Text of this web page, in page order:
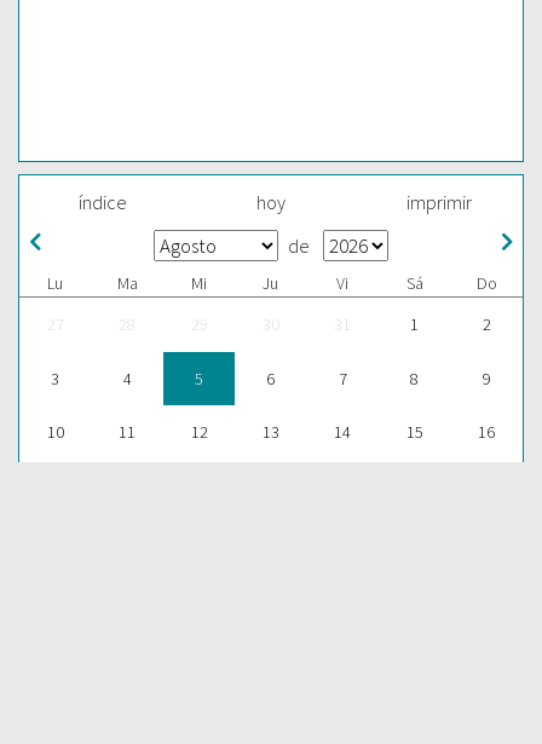
índice hoy imprimir
de
Lu Ma Mi Ju Vi Sá
Do
27
28 29 30 31 1 2
3 4 5 6 7 8 9
10 11 12 13 14 15 16